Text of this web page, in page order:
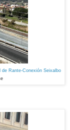
Rante-Conexión Seixalbo